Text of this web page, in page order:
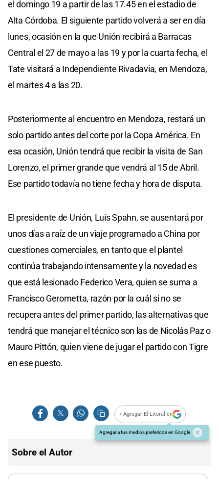
el domingo 19 a partir de las 17.45 en el estadio de
Alta Córdoba. El siguiente partido volverá a ser en día
lunes, ocasión en la que Unión recibirá a Barracas
Central el 27 de mayo a las 19 y por la cuarta fecha, el
Tate visitará a Independiente Rivadavia, en Mendoza,
el martes 4 a las 20.
Posteriormente al encuentro en Mendoza, restará un
solo partido antes del corte por la Copa América. En
esa ocasión, Unión tendrá que recibir la visita de San
Lorenzo, el primer grande que vendrá al 15 de Abril.
Ese partido todavía no tiene fecha y hora de disputa.
El presidente de Unión, Luis Spahn, se ausentará por
unos días a raíz de un viaje programado a China por
cuestiones comerciales, en tanto que el plantel
continúa trabajando intensamente y la novedad es
que está lesionado Federico Vera, quien se suma a
Francisco Gerometta, razón por la cuál si no se
recupera antes del primer partido, las alternativas que
tendrá que manejar el técnico son las de Nicolás Paz o
Mauro Pittón, quien viene de jugar el partido con Tigre
en ese puesto.
+ Agregar El Litoral en
Agregar a tus medios preferidos en Google
Sobre el Autor